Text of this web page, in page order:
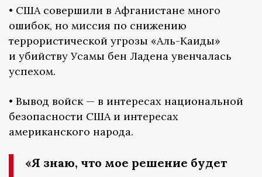
• США совершили в Афганистане много
ошибок, но миссия по снижению
террористической угрозы «Аль-Каиды»
и убийству Усамы бен Ладена увенчалась
успехом.
• Вывод войск — в интересах национальной
безопасности США и интересах
американского народа.
«Я знаю, что мое решение будет